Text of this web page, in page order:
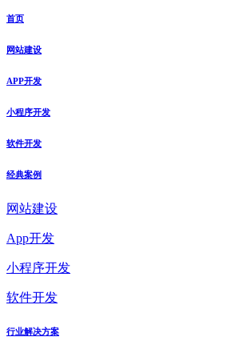
首页
网站建设
APP开发
小程序开发
软件开发
经典案例
网站建设
App开发
小程序开发
软件开发
行业解决方案